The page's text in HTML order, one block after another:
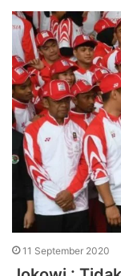
11 September 2020